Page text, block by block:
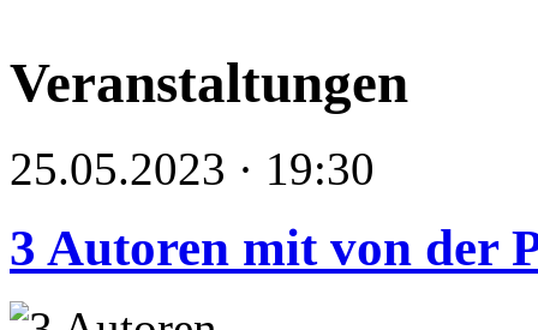
Veranstaltungen
25.05.2023 · 19:30
3 Autoren mit von der